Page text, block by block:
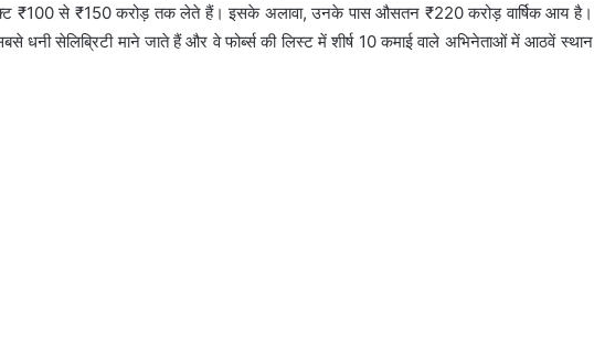
₹100 से ₹150 करोड़ तक लेते हैं। इसके अलावा, उनके पास औसतन ₹220 करोड़ वार्षिक आय है।
धनी सेलिब्रिटी माने जाते हैं और वे फोर्ब्स की लिस्ट में शीर्ष 10 कमाई वाले अभिनेताओं में आठवें स्थान